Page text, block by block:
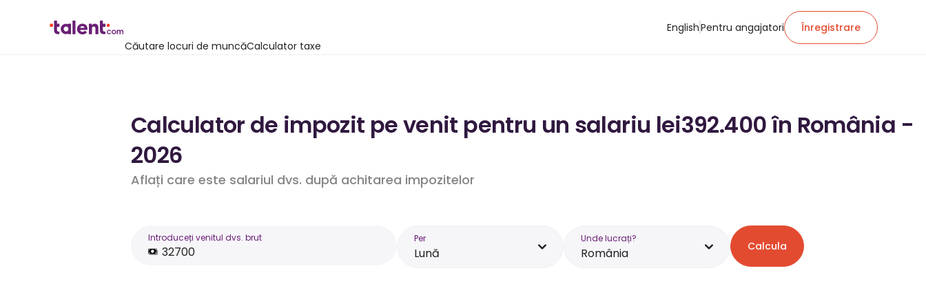
Căutare locuri de muncăCalculator taxe
EnglishPentru angajatori Înregistrare
Calculator de impozit pe venit pentru un salariu lei392.400 în România -
2026
Aflați care este salariul dvs. după achitarea impozitelor
Introduceți venitul dvs. brut Per
Lună
Unde lucrați?
România Calcula